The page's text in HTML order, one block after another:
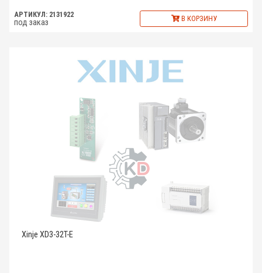
АРТИКУЛ: 2131922
под заказ В КОРЗИНУ
Xinje XD3-32T-E